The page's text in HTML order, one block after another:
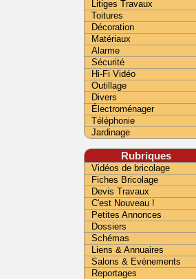
Litiges Travaux
Toitures
Décoration
Matériaux
Alarme
Sécurité
Hi-Fi Vidéo
Outillage
Divers
Électroménager
Téléphonie
Jardinage
Rubriques
Vidéos de bricolage
Fiches Bricolage
Devis Travaux
C'est Nouveau !
Petites Annonces
Dossiers
Schémas
Liens & Annuaires
Salons & Evènements
Reportages